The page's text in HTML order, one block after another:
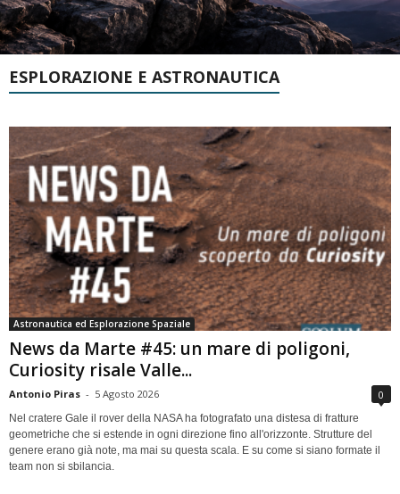
ESPLORAZIONE E ASTRONAUTICA
Astronautica ed Esplorazione Spaziale
News da Marte #45: un mare di poligoni,
Curiosity risale Valle...
Antonio Piras - 5 Agosto 2026 0
Nel cratere Gale il rover della NASA ha fotografato una distesa di fratture
geometriche che si estende in ogni direzione fino all'orizzonte. Strutture del
genere erano già note, ma mai su questa scala. E su come si siano formate il
team non si sbilancia.